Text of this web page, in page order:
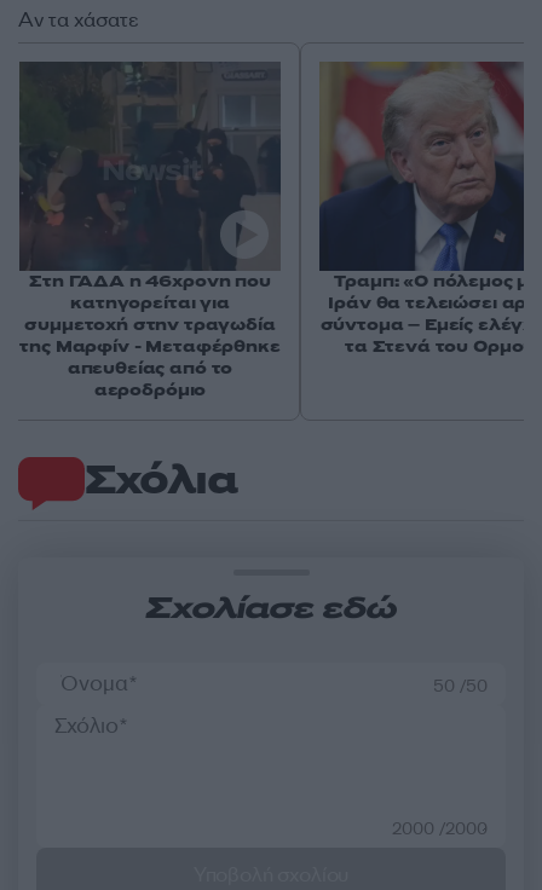
Σχόλια
Σχολίασε εδώ
50 /50
2000 /2000
Αν τα χάσατε
Στη ΓΑΔΑ η 46χρονη που
κατηγορείται για
συμμετοχή στην τραγωδία
της Μαρφίν - Μεταφέρθηκε
απευθείας από το
αεροδρόμιο
Τραμπ: «Ο πόλεμος με
Ιράν θα τελειώσει
σύντομα – Εμείς
τα Στενά του